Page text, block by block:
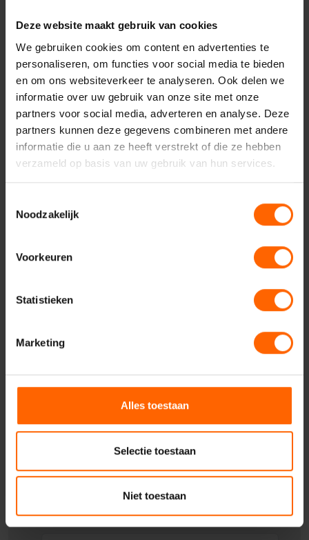
Deze website maakt gebruik van cookies
We gebruiken cookies om content en advertenties te
personaliseren, om functies voor social media te bieden
en om ons websiteverkeer te analyseren. Ook delen we
informatie over uw gebruik van onze site met onze
partners voor social media, adverteren en analyse. Deze
partners kunnen deze gegevens combineren met andere
informatie die u aan ze heeft verstrekt of die ze hebben
verzameld op basis van uw gebruik van hun services.
Noodzakelijk
Voorkeuren
Statistieken
Marketing
Alles toestaan
Selectie toestaan
Niet toestaan
Meer weten over dit
onderwerp?
Neem dan nu contact op met Niek van Heuvelen.
Contact opnemen
Contact met VVD
Uw e-mailadres*
Uw telefoonnummer*